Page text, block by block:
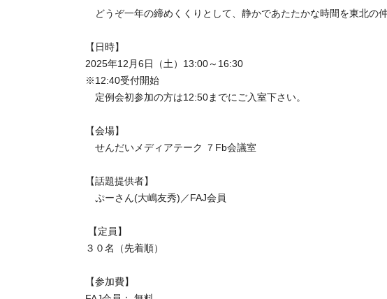
どうぞ一年の締めくくりとして、静かであたたかな時間を東北の
【日時】
2025年12月6日（土）13:00～16:30
※12:40受付開始
定例会初参加の方は12:50までにご入室下さい。
【会場】
せんだいメディアテーク ７Fb会議室
【話題提供者】
ぷーさん(大嶋友秀)／FAJ会員
【定員】
３０名（先着順）
【参加費】